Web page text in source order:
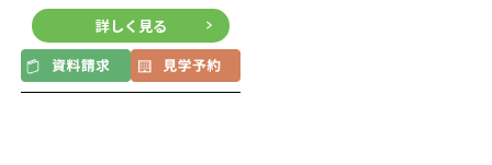
詳しく見る